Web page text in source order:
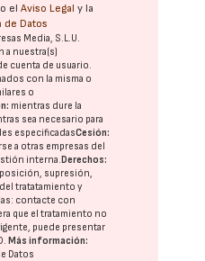
elAviso Legal y la
de Datos
Media, S.L.U.
a nuestra(s)
cuenta de usuario.
con la misma o
o
mientras dure la
sea necesario para
especificadasCesión:
a otras empresas del
interna.Derechos:
supresión,
tratatamiento y
contacte con
que el tratamiento no
puede presentar
.Más información:
Datos